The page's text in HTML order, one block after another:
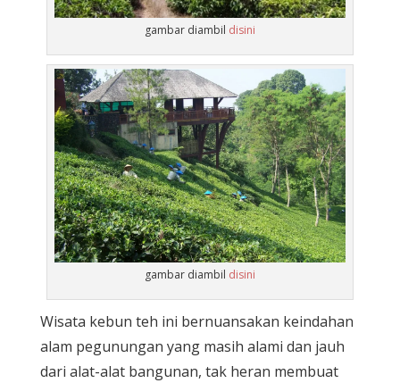
gambar diambil disini
gambar diambil disini
Wisata kebun teh ini bernuansakan keindahan
alam pegunungan yang masih alami dan jauh
dari alat-alat bangunan, tak heran membuat